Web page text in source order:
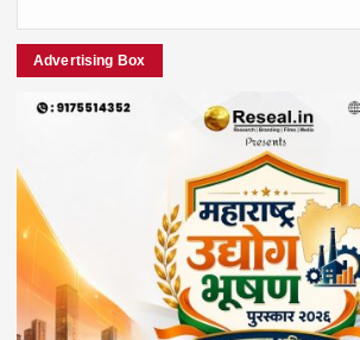
Advertising Box